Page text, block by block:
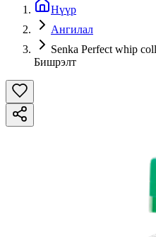
Нүүр
Ангилал
Senka Perfect whip
Бишрэлт